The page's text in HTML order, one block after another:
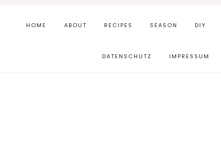
FußzeileHOME ABOUT RECIPES SEASON DIY
DATENSCHUTZ IMPRESSUM